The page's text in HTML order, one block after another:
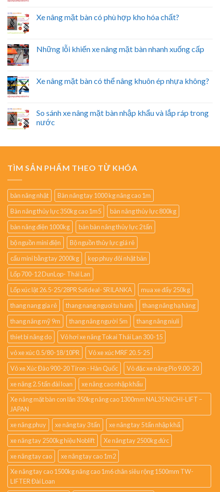
Xe nâng mặt bàn có phù hợp kho hóa chất?
Những lỗi khiến xe nâng mặt bàn nhanh xuống cấp
Xe nâng mặt bàn có thể nâng khuôn ép nhựa không?
So sánh xe nâng mặt bàn nhập khẩu và lắp ráp trong
nước
TÌM SẢN PHẨM THEO TỪ KHÓA
bàn nâng nhật
Bàn nâng tay 1000 kg nâng cao 1m
Bàn nâng thủy lực 350kg cao 1m5
bàn nâng thủy lực 800kg
bàn nâng điện 1000kg
bán bàn nâng thủy lực 2 tấn
bộ nguồn mini điện
Bộ nguồn thủy lực giá rẻ
cẩu mini bằng tay 2000kg
kẹp phuy đôi nhật bản
Lốp 700-12 DunLop- Thái Lan
Lốp xúc lật 26.5-25/28PR Solideal- SRILANKA
mua xe đẩy 250kg
thang nang gia rẻ
thang nang nguoi tu hanh
thang nâng hạ hàng
thang nâng mỹ 9m
thang nâng người 5m
thang nâng niuli
thiet bi nâng do
Vỏ hơi xe nâng Tokai Thái Lan 300-15
vỏ xe xúc 0.5/80-18/10PR
Vỏ xe xúc MRF 20.5-25
Vỏ xe Xúc Đào 900-20 Tiron - Hàn Quốc
Vỏ đặc xe nâng Pio 9.00-20
xe nâng 2.5 tấn đài loan
xe nâng cao nhập khẩu
Xe nâng mặt bàn con lăn 350kg nâng cao 1300mm NAL35 NICHI-LIFT –
JAPAN
xe nâng phuy
xe nâng tay 3 tấn
xe nâng tay 5 tấn nhập khẩ
xe nâng tay 2500kg hiệu Noblift
Xe nâng tay 2500kg đức
xe nâng tay cao
xe nâng tay cao 1m2
Xe nâng tay cao 1500kg nâng cao 1m6 chân siêu rộng 1500mm TW-
LIFTER Đài Loan